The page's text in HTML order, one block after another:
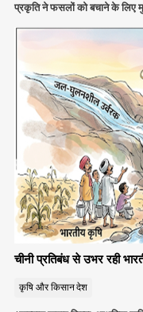
प्रकृति ने फसलों को बचाने के लिए
चीनी प्रतिबंध से उभर रही
कृषि और किसानदेश